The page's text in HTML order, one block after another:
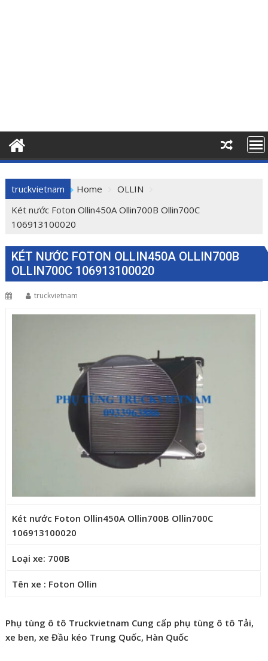
truckvietnam Home
OLLIN
Két nước Foton Ollin450A Ollin700B Ollin700C
106913100020
KÉT NƯỚC FOTON OLLIN450A OLLIN700B
OLLIN700C 106913100020
truckvietnam
Két nước Foton Ollin450A Ollin700B Ollin700C
106913100020
Loại xe: 700B
Tên xe : Foton Ollin
Phụ tùng ô tô Truckvietnam Cung cấp phụ tùng ô tô Tải,
xe ben, xe Đầu kéo Trung Quốc, Hàn Quốc